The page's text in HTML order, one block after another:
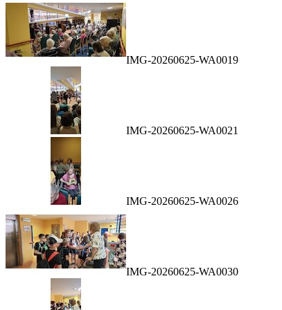
IMG-20260625-WA0019
IMG-20260625-WA0021
IMG-20260625-WA0026
IMG-20260625-WA0030